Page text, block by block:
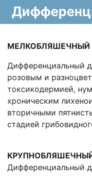
МЕЛКОБЛЯШЕЧНЫЙ
Дифференциальный
розовым и
токсикодермией,
хроническим
вторичными
стадией
Дифференциальный